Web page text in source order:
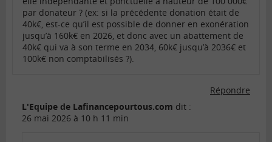
par donateur ? (ex: si la précédente donation était de
40k€, est-ce qu’il est possible de donner en exonération
jusqu’à 160k€ en 2026, et donc avec un abattement de
40k€ qui va à son terme en 2034, 60k€ jusqu’à 2036€ et
100k€ non comptabilisés ?).
Répondre
L'Equipe de Lafinancepourtous.com dit :
26 mai 2026 à 10 h 11 min